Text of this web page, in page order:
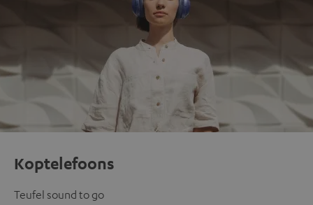
Koptelefoons
Teufel sound to go